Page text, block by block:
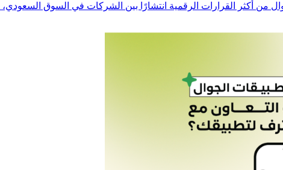
من أكثر القرارات الرقمية انتشارًا بين الشركات في السوق